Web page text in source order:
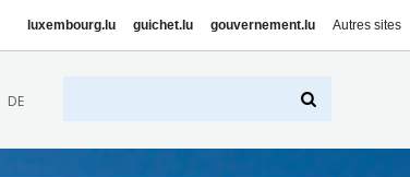
luxembourg.lu guichet.lu gouvernement.lu Autres sites
DE